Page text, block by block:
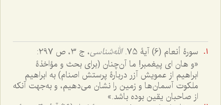
سورۀ أنعام (6) آیۀ 75. الله‌شناسی، ج 3، ص 297:
«و هان ای پیغمبر! ما آن‌چنان (برای بحث و مؤاخذۀ
ابراهیم از عمویش آزر دربارۀ پرستش اصنام) به ابراهیم
ملکوت آسمان‌ها و زمین را نشان می‌دهیم، و به‌جهت آنکه
از صاحبان یقین بوده باشد.»